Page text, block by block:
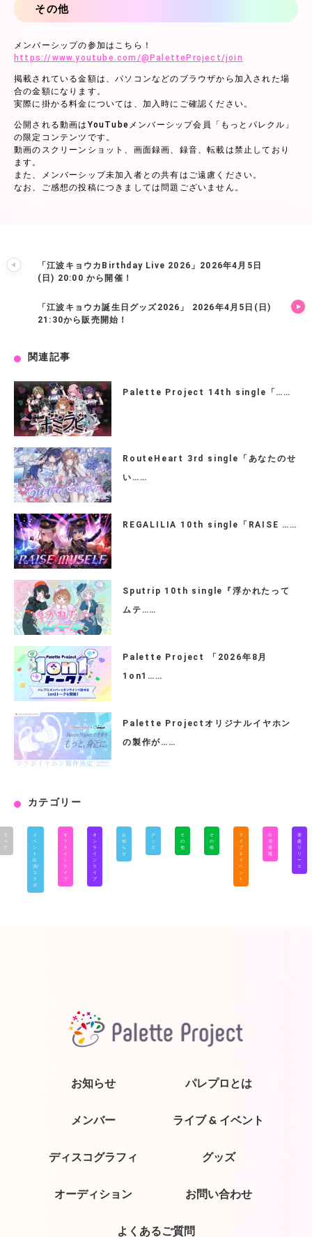
その他
メンバーシップの参加はこちら！
https://www.youtube.com/@PaletteProject/join
掲載されている金額は、パソコンなどのブラウザから加入された場
合の金額になります。
実際に掛かる料金については、加入時にご確認ください。
公開される動画はYouTubeメンバーシップ会員「もっとパレクル」
の限定コンテンツです。
動画のスクリーンショット、画面録画、録音、転載は禁止しており
ます。
また、メンバーシップ未加入者との共有はご遠慮ください。
なお、ご感想の投稿につきましては問題ございません。
「江波キョウカBirthday Live 2026」2026年4月5日
(日) 20:00 から開催！
「江波キョウカ誕生日グッズ2026」 2026年4月5日(日)
21:30から販売開始！
関連記事
Palette Project 14th single「……
RouteHeart 3rd single「あなたのせ
い……
REGALILIA 10th single「RAISE ……
Sputrip 10th single『浮かれたって
ムテ……
Palette Project 「2026年8月
1on1……
Palette Projectオリジナルイヤホン
の製作が……
カテゴリー
す
べ
て
イ
ベ
ン
ト
出
演/
コ
ラ
ボ
オ
フ
ラ
イ
ン
ラ
イ
ブ
オ
ン
ラ
イ
ン
ラ
イ
ブ
お
知
ら
せ
グ
ッ
ズ
そ
の
他
そ
の
他
ラ
イ
ブ
＆
イ
ベ
ン
ト
出
演
情
報
楽
曲
リ
リ
ー
ス
お知らせ パレプロとは
メンバー ライブ & イベント
ディスコグラフィ グッズ
オーディション お問い合わせ
よくあるご質問